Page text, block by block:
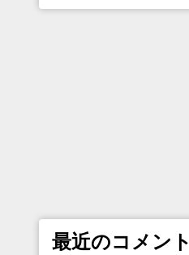
最近のコメント